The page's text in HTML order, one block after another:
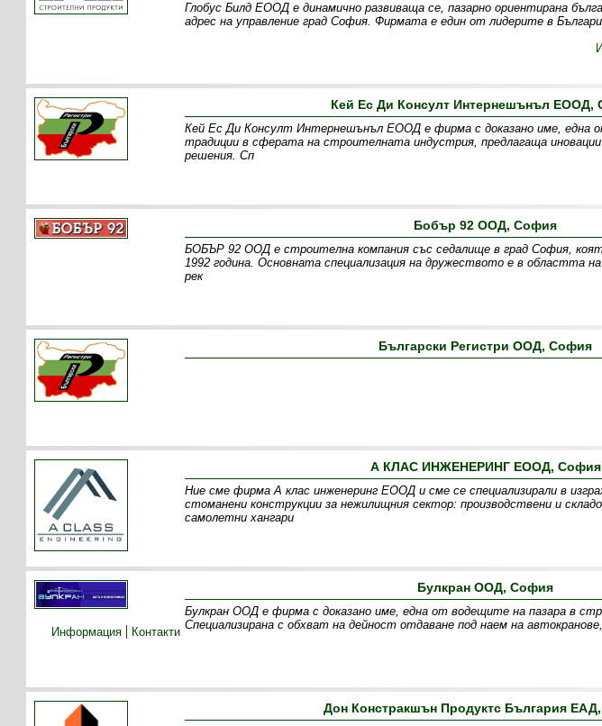
Глобус Билд ЕООД е динамично развиваща се, пазарно ориентирана
адрес на управление град София. Фирмата е един от лидерите в
Кей Ес Ди Консулт Интернешънъл ЕООД,
Кей Ес Ди Консулт Интернешънъл ЕООД е фирма с доказано име, една
традиции в сферата на строителната индустрия, предлагаща
решения. Сп
Бобър 92 ООД, София
БОБЪР 92 ООД е строителна компания със седалище в град София,
1992 година. Основната специализация на дружеството е в областта
рек
Български Регистри ООД, София
А КЛАС ИНЖЕНЕРИНГ ЕООД, София
Ние сме фирма А клас инженеринг ЕООД и сме се специализирали в
стоманени конструкции за нежилищния сектор: производствени и
самолетни хангари
Булкран ООД, София
Булкран ООД е фирма с доказано име, една от водещите на пазара в
Специализирана с обхват на дейност отдаване под наем на
Информация Контакти
Дон Констракшън Продуктс България